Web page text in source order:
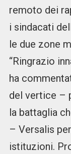
remoto dei
i sindacati
le due zone
“Ringrazio
ha
del vertice –
la battaglia
– Versalis
istituzioni.